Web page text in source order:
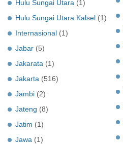
Hulu Sungai Utara (1)
Hulu Sungai Utara Kalsel (1)
Internasional (1)
Jabar (5)
Jakarata (1)
Jakarta (516)
Jambi (2)
Jateng (8)
Jatim (1)
Jawa (1)